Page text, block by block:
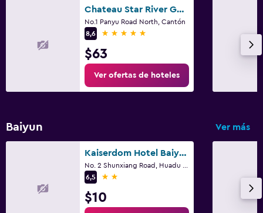
Chateau Star River Guangzhou
No.1 Panyu Road North, Cantón
8,6
5 estrellas
$63
Ver ofertas de hoteles
Baiyun Ver más
Kaiserdom Hotel Baiyun Airport-24-hour Airport-Free shuttle bus
6,5
2 estrellas
$10